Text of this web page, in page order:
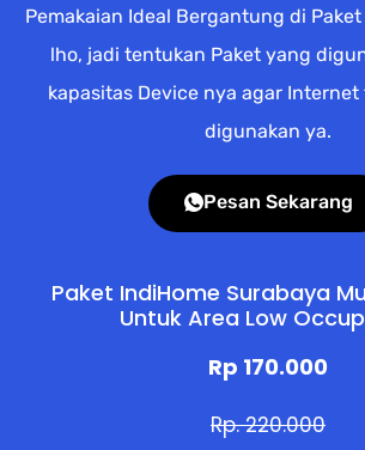
Pemakaian Ideal Bergantung di
lho, jadi tentukan Paket yang
kapasitas Device nya agar
digunakan ya.
Pesan Sekarang
Paket IndiHome Surabaya
Untuk Area Low
Rp 170.000
Rp. 220.000